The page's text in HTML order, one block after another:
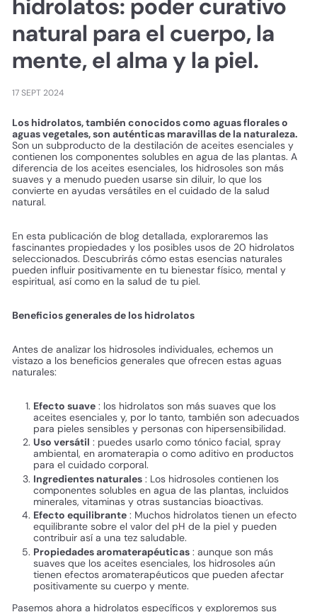
hidrolatos: poder curativo
natural para el cuerpo, la
mente, el alma y la piel.
17 SEPT 2024
Los hidrolatos, también conocidos como aguas florales o
aguas vegetales, son auténticas maravillas de la naturaleza.
Son un subproducto de la destilación de aceites esenciales y
contienen los componentes solubles en agua de las plantas. A
diferencia de los aceites esenciales, los hidrosoles son más
suaves y a menudo pueden usarse sin diluir, lo que los
convierte en ayudas versátiles en el cuidado de la salud
natural.
En esta publicación de blog detallada, exploraremos las
fascinantes propiedades y los posibles usos de 20 hidrolatos
seleccionados. Descubrirás cómo estas esencias naturales
pueden influir positivamente en tu bienestar físico, mental y
espiritual, así como en la salud de tu piel.
Beneficios generales de los hidrolatos
Antes de analizar los hidrosoles individuales, echemos un
vistazo a los beneficios generales que ofrecen estas aguas
naturales:
Efecto suave : los hidrolatos son más suaves que los
aceites esenciales y, por lo tanto, también son adecuados
para pieles sensibles y personas con hipersensibilidad.
Uso versátil : puedes usarlo como tónico facial, spray
ambiental, en aromaterapia o como aditivo en productos
para el cuidado corporal.
Ingredientes naturales : Los hidrosoles contienen los
componentes solubles en agua de las plantas, incluidos
minerales, vitaminas y otras sustancias bioactivas.
Efecto equilibrante : Muchos hidrolatos tienen un efecto
equilibrante sobre el valor del pH de la piel y pueden
contribuir así a una tez saludable.
Propiedades aromaterapéuticas : aunque son más
suaves que los aceites esenciales, los hidrosoles aún
tienen efectos aromaterapéuticos que pueden afectar
positivamente su cuerpo y mente.
Pasemos ahora a hidrolatos específicos y exploremos sus